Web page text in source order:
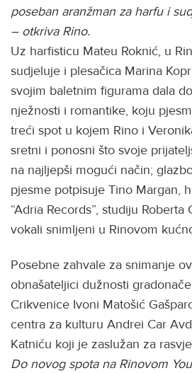
poseban aranžman za harfu i
– otkriva Rino.
Uz harfisticu Mateu Roknić, u
sudjeluje i plesačica Marina
svojim baletnim figurama dala
nježnosti i romantike, koju
treći spot u kojem Rino i
sretni i ponosni što svoje
na najljepši mogući način;
pjesme potpisuje Tino Margan,
“Adria Records”, studiju Roberta
vokali snimljeni u Rinovom
Posebne zahvale za snimanje
obnašateljici dužnosti
Crikvenice Ivoni Matošić
centra za kulturu Andrei Car
Katniću koji je zaslužan za
Do novog spota na Rinovom